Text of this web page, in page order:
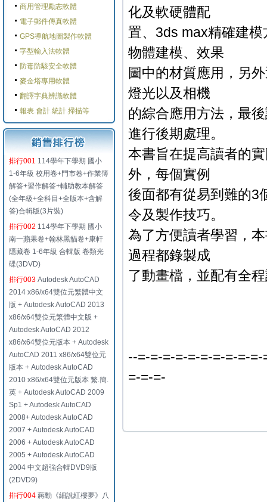
商用管理勵志軟體
電子郵件傳真軟體
GPS導航地圖製作軟體
字型輸入法軟體
防毒防駭安全軟體
麥金塔專用軟體
翻譯字典辨識軟體
報表.會計.統計.掃描等
排行001 114學年下學期 國小
1-6年級 校用卷+門市卷+作業簿
解答+習作解答+輔助教本解答
(全年級+全科目+全版本+含解
答)合輯版(3片裝)
排行002 114學年下學期 國小
南一蘋果卷+翰林黑貓卷+康軒
隱藏卷 1-6年級 合輯版 卷類光
碟(3DVD)
排行003 Autodesk AutoCAD
2014 x86/x64雙位元繁體中文
版 + Autodesk AutoCAD 2013
x86/x64雙位元繁體中文版 +
Autodesk AutoCAD 2012
x86/x64雙位元版本 + Autodesk
AutoCAD 2011 x86/x64雙位元
版本 + Autodesk AutoCAD
2010 x86/x64雙位元版本 繁.簡.
英 + Autodesk AutoCAD 2009
Sp1 + Autodesk AutoCAD
2008+ Autodesk AutoCAD
2007 + Autodesk AutoCAD
2006 + Autodesk AutoCAD
2005 + Autodesk AutoCAD
2004 中文超強合輯DVD9版
(2DVD9)
排行004 蔣勳《細說紅樓夢》八
化及軟硬體配
置、3ds max精確建
物體建模、效果
圖中的材質應用，另
燈光以及相機
的綜合應用方法，最
進行後期處理。
本書旨在提高讀者的
外，每個實例
後面都有從易到難的3
令及製作技巧。
為了方便讀者學習，
過程都錄製成
了動畫檔，並配有全
--=-=-=-=-=-=-=-=-=-
=-=-=-